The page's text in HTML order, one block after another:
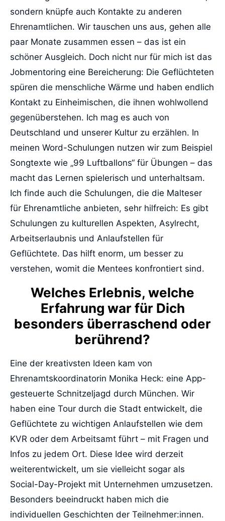
sondern knüpfe auch Kontakte zu anderen
Ehrenamtlichen. Wir tauschen uns aus, gehen alle
paar Monate zusammen essen – das ist ein
schöner Ausgleich. Doch nicht nur für mich ist das
Jobmentoring eine Bereicherung: Die Geflüchteten
spüren die menschliche Wärme und haben endlich
Kontakt zu Einheimischen, die ihnen wohlwollend
gegenüberstehen. Ich mag es auch von
Deutschland und unserer Kultur zu erzählen. In
meinen Word-Schulungen nutzen wir zum Beispiel
Songtexte wie „99 Luftballons“ für Übungen – das
macht das Lernen spielerisch und unterhaltsam.
Ich finde auch die Schulungen, die die Malteser
für Ehrenamtliche anbieten, sehr hilfreich: Es gibt
Schulungen zu kulturellen Aspekten, Asylrecht,
Arbeitserlaubnis und Anlaufstellen für
Geflüchtete. Das hilft enorm, um besser zu
verstehen, womit die Mentees konfrontiert sind.
Welches Erlebnis, welche
Erfahrung war für Dich
besonders überraschend oder
berührend?
Eine der kreativsten Ideen kam von
Ehrenamtskoordinatorin Monika Heck: eine App-
gesteuerte Schnitzeljagd durch München. Wir
haben eine Tour durch die Stadt entwickelt, die
Geflüchtete zu wichtigen Anlaufstellen wie dem
KVR oder dem Arbeitsamt führt – mit Fragen und
Infos zu jedem Ort. Diese Idee wird derzeit
weiterentwickelt, um sie vielleicht sogar als
Social-Day-Projekt mit Unternehmen umzusetzen.
Besonders beeindruckt haben mich die
individuellen Geschichten der Teilnehmer:innen.